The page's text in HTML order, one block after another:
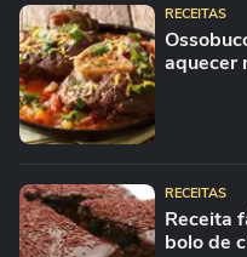
RECEITAS
aquecer
RECEITAS
Receita
bolo de